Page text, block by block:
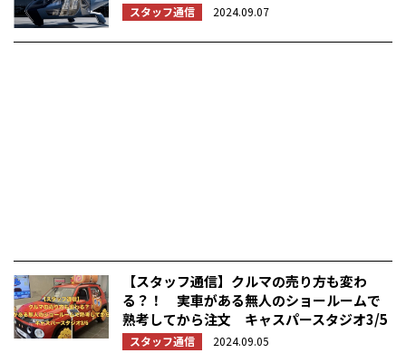
スタッフ通信 2024.09.07
【スタッフ通信】クルマの売り方も変わ
る？！ 実車がある無人のショールームで
熟考してから注文 キャスパースタジオ3/5
スタッフ通信 2024.09.05